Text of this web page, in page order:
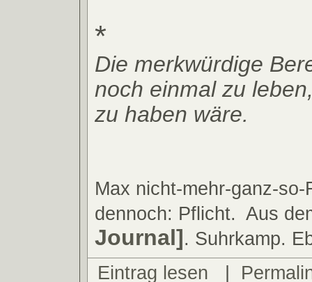
*
Die merkwürdige
noch einmal zu
zu haben wäre.
Max nicht-mehr-ganz-
dennoch: Pflicht. Aus
Journal]. Suhrkamp.
Eintrag lesen
|